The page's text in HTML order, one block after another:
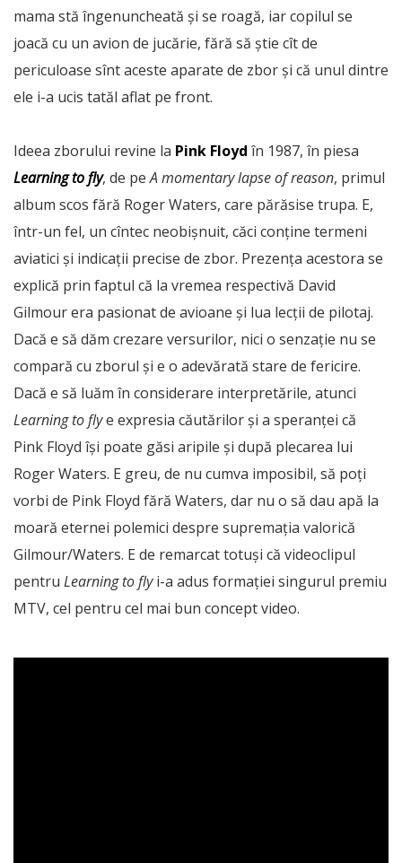
mama stă îngenuncheată și se roagă, iar copilul se
joacă cu un avion de jucărie, fără să știe cît de
periculoase sînt aceste aparate de zbor și că unul dintre
ele i-a ucis tatăl aflat pe front.
Ideea zborului revine la Pink Floyd în 1987, în piesa
Learning to fly, de peA momentary lapse of reason, primul
album scos fără Roger Waters, care părăsise trupa. E,
într-un fel, un cîntec neobișnuit, căci conține termeni
aviatici și indicații precise de zbor. Prezența acestora se
explică prin faptul că la vremea respectivă David
Gilmour era pasionat de avioane și lua lecții de pilotaj.
Dacă e să dăm crezare versurilor, nici o senzație nu se
compară cu zborul și e o adevărată stare de fericire.
Dacă e să luăm în considerare interpretările, atunci
Learning to flye expresia căutărilor și a speranței că
Pink Floyd își poate găsi aripile și după plecarea lui
Roger Waters. E greu, de nu cumva imposibil, să poți
vorbi de Pink Floyd fără Waters, dar nu o să dau apă la
moară eternei polemici despre supremația valorică
Gilmour/Waters. E de remarcat totuși că videoclipul
pentru Learning to flyi-a adus formației singurul premiu
MTV, cel pentru cel mai bun concept video.